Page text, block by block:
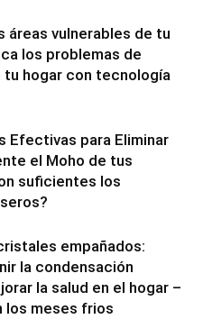
áreas vulnerables de tu
los problemas de
tu hogar con tecnología
Efectivas para Eliminar
el Moho de tus
suficientes los
empañados:
la condensación
la salud en el hogar –
los meses frios